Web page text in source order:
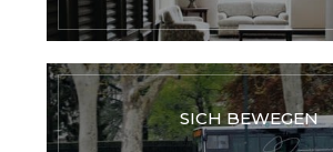
SICH BEWEGEN